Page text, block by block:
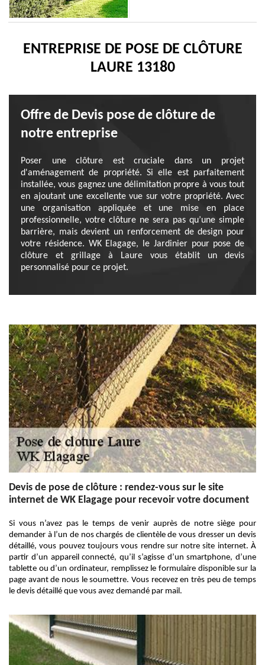
ENTREPRISE DE POSE DE CLÔTURE
LAURE 13180
Offre de Devis pose de clôture de
notre entreprise
Poser une clôture est cruciale dans un projet
d'aménagement de propriété. Si elle est parfaitement
installée, vous gagnez une délimitation propre à vous tout
en ajoutant une excellente vue sur votre propriété. Avec
une organisation appliquée et une mise en place
professionnelle, votre clôture ne sera pas qu’une simple
barrière, mais devient un renforcement de design pour
votre résidence. WK Elagage, le Jardinier pour pose de
clôture et grillage à Laure vous établit un devis
personnalisé pour ce projet.
Devis de pose de clôture : rendez-vous sur le site
internet de WK Elagage pour recevoir votre document
Si vous n’avez pas le temps de venir auprès de notre siège pour
demander à l’un de nos chargés de clientèle de vous dresser un devis
détaillé, vous pouvez toujours vous rendre sur notre site internet. À
partir d’un appareil connecté, qu’il s’agisse d’un smartphone, d’une
tablette ou d’un ordinateur, remplissez le formulaire disponible sur la
page avant de nous le soumettre. Vous recevez en très peu de temps
le devis détaillé que vous avez demandé par mail.